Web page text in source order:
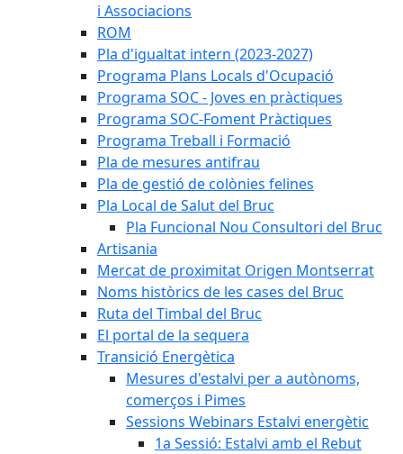
i Associacions
ROM
Pla d'igualtat intern (2023-2027)
Programa Plans Locals d'Ocupació
Programa SOC - Joves en pràctiques
Programa SOC-Foment Pràctiques
Programa Treball i Formació
Pla de mesures antifrau
Pla de gestió de colònies felines
Pla Local de Salut del Bruc
Pla Funcional Nou Consultori del Bruc
Artisania
Mercat de proximitat Origen Montserrat
Noms històrics de les cases del Bruc
Ruta del Timbal del Bruc
El portal de la sequera
Transició Energètica
Mesures d'estalvi per a autònoms,
comerços i Pimes
Sessions Webinars Estalvi energètic
1a Sessió: Estalvi amb el Rebut